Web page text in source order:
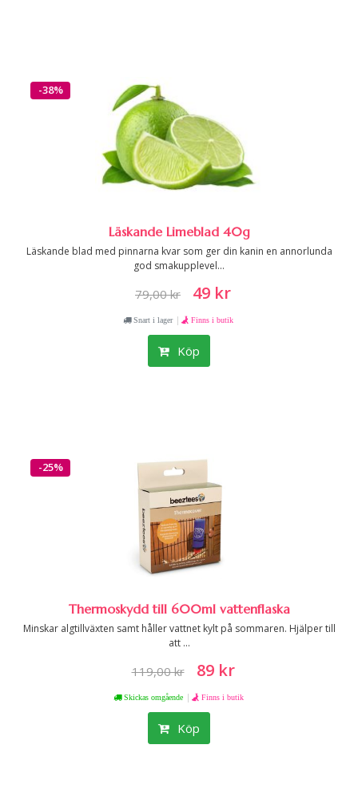
-38%
Läskande Limeblad 40g
Läskande blad med pinnarna kvar som ger din kanin en annorlunda
god smakupplevel...
79,00 kr 49 kr
Snart i lager | Finns i butik
Köp
-25%
Thermoskydd till 600ml vattenflaska
Minskar algtillväxten samt håller vattnet kylt på sommaren. Hjälper till
att ...
119,00 kr 89 kr
Skickas omgående | Finns i butik
Köp